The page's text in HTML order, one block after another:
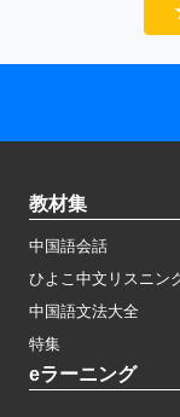
教材集
中国語会話
ひよこ中文リスニン
中国語文法大全
特集
eラーニング